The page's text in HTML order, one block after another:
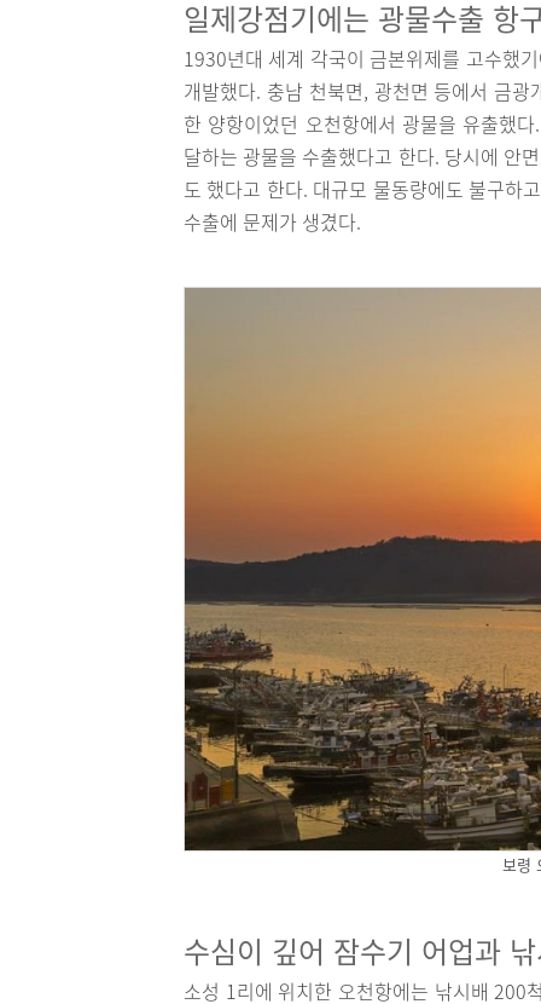
일제강점기에는 광물수출 항
1930년대 세계 각국이 금본위제를 고수했
개발했다. 충남 천북면, 광천면 등에서 금
한 양항이었던 오천항에서 광물을 유출했
달하는 광물을 수출했다고 한다. 당시에 안
도 했다고 한다. 대규모 물동량에도 불구하
수출에 문제가 생겼다.
보령
수심이 깊어 잠수기 어업과
소성 1리에 위치한 오천항에는 낚시배 200